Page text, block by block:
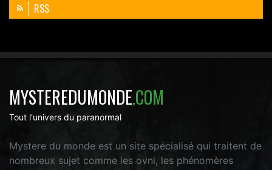
RSS
MYSTEREDUMONDE.COM
Tout l'univers du paranormal
Mystere du monde est un site spécialisé qui traitent de
nombreux sujet comme les ovni, les phénomères